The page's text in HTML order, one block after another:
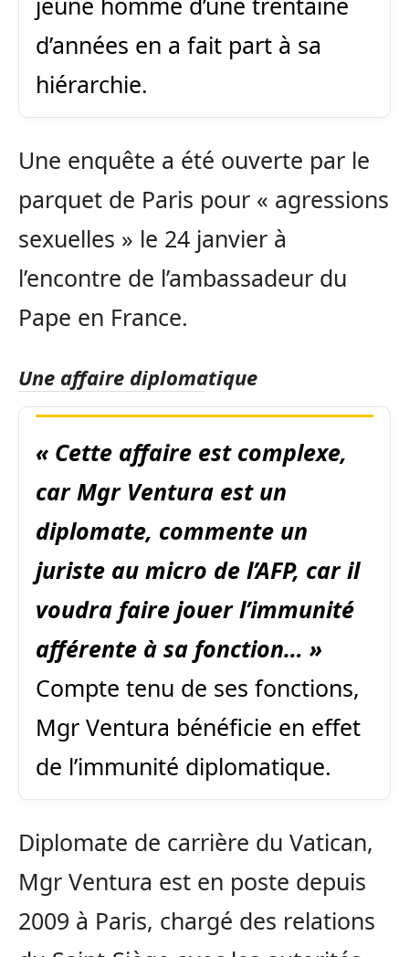
d’années en a fait part à sa
hiérarchie.
Une enquête a été ouverte par le
parquet de Paris pour « agressions
sexuelles » le 24 janvier à
l’encontre de l’ambassadeur du
Pape en France.
Une affaire diplomatique
« Cette affaire est complexe,
car Mgr Ventura est un
diplomate, commente un
juriste au micro de l’AFP, car il
voudra faire jouer l’immunité
afférente à sa fonction… »
Compte tenu de ses fonctions,
Mgr Ventura bénéficie en effet
de l’immunité diplomatique.
Diplomate de carrière du Vatican,
Mgr Ventura est en poste depuis
2009 à Paris, chargé des relations